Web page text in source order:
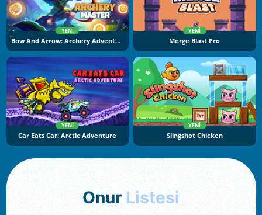
YENI
Bow And Arrow: Archery Adventure
YENI
Merge Blast Pro
YENI
Car Eats Car: Arctic Adventure
YENI
Slingshot Chicken
Onur Listesi